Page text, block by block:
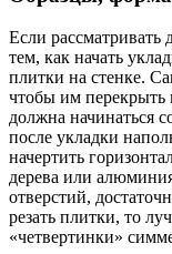
Если
тем, как начать
плитки на стенке.
чтобы им перекрыть
должна начинаться
после укладки
начертить
дерева или
отверстий,
резать плитки, то
«четвертинки»